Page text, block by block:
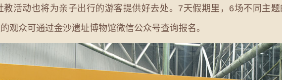
动也将为亲子出行的游客提供好去处。7天假期里，6场不同主题
观众可通过金沙遗址博物馆微信公众号查询报名。